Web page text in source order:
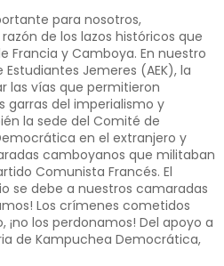
para nosotros,
de los lazos históricos que
Francia y Camboya. En nuestro
Jemeres (AEK), la
las vías que permitieron
garras del imperialismo y
la sede del Comité de
en el extranjero y
camboyanos que militaban
Comunista Francés. El
se debe a nuestros camaradas
Los crímenes cometidos
los perdonamos! Del apoyo a
de Kampuchea Democrática,